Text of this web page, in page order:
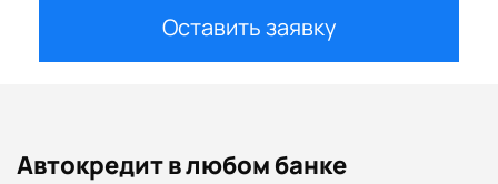
Оставить заявку
Автокредит в любом банке